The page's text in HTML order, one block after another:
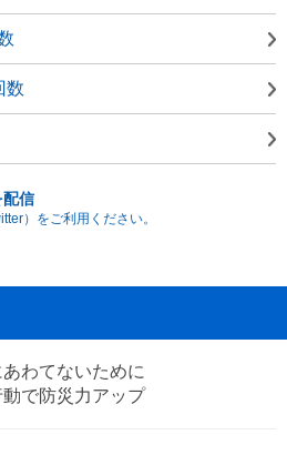
数
配信
）をご利用ください。
わてないために
で防災力アップ